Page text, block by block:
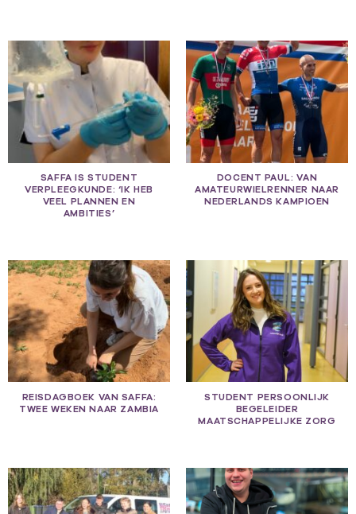
SAFFA IS STUDENT
VERPLEEGKUNDE: ‘IK HEB
VEEL PLANNEN EN
AMBITIES’
DOCENT PAUL: VAN
AMATEURWIELRENNER NAAR
NEDERLANDS KAMPIOEN
REISDAGBOEK VAN SAFFA:
TWEE WEKEN NAAR ZAMBIA
STUDENT PERSOONLIJK
BEGELEIDER
MAATSCHAPPELIJKE ZORG